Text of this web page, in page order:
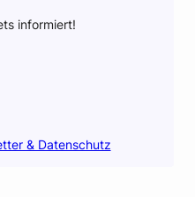
informiert!
& Datenschutz